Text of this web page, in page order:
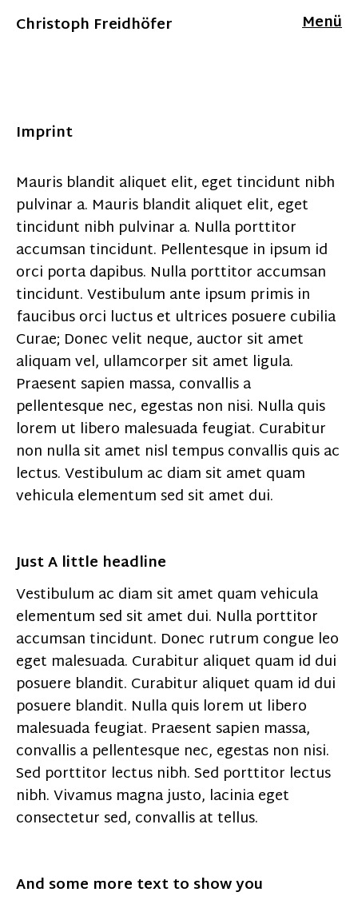
Christoph Freidhöfer Menü
Imprint
Mauris blandit aliquet elit, eget tincidunt nibh
pulvinar a. Mauris blandit aliquet elit, eget
tincidunt nibh pulvinar a. Nulla porttitor
accumsan tincidunt. Pellentesque in ipsum id
orci porta dapibus. Nulla porttitor accumsan
tincidunt. Vestibulum ante ipsum primis in
faucibus orci luctus et ultrices posuere cubilia
Curae; Donec velit neque, auctor sit amet
aliquam vel, ullamcorper sit amet ligula.
Praesent sapien massa, convallis a
pellentesque nec, egestas non nisi. Nulla quis
lorem ut libero malesuada feugiat. Curabitur
non nulla sit amet nisl tempus convallis quis ac
lectus. Vestibulum ac diam sit amet quam
vehicula elementum sed sit amet dui.
Just A little headline
Vestibulum ac diam sit amet quam vehicula
elementum sed sit amet dui. Nulla porttitor
accumsan tincidunt. Donec rutrum congue leo
eget malesuada. Curabitur aliquet quam id dui
posuere blandit. Curabitur aliquet quam id dui
posuere blandit. Nulla quis lorem ut libero
malesuada feugiat. Praesent sapien massa,
convallis a pellentesque nec, egestas non nisi.
Sed porttitor lectus nibh. Sed porttitor lectus
nibh. Vivamus magna justo, lacinia eget
consectetur sed, convallis at tellus.
And some more text to show you